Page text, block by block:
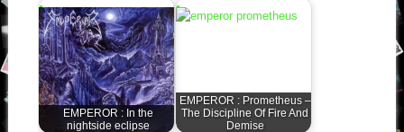
EMPEROR : In the
nightside eclipse
EMPEROR : Prometheus –
The Discipline Of Fire And
Demise